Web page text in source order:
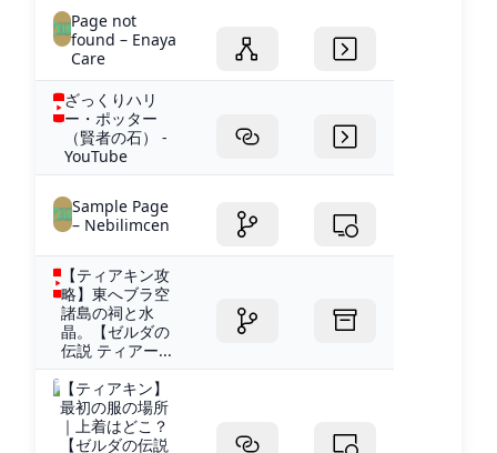
Page not
found – Enaya
Care
ざっくりハリ
ー・ポッター
（賢者の石） -
YouTube
Sample Page
– Nebilimcen
【ティアキン攻
略】東へブラ空
諸島の祠と水
晶。【ゼルダの
伝説 ティアー...
【ティアキン】
最初の服の場所
｜上着はどこ？
【ゼルダの伝説